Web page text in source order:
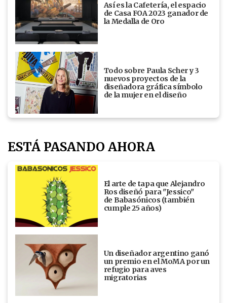
Así es la Cafetería, el espacio
de Casa FOA 2023 ganador de
la Medalla de Oro
Todo sobre Paula Scher y 3
nuevos proyectos de la
diseñadora gráfica símbolo
de la mujer en el diseño
ESTÁ PASANDO AHORA
El arte de tapa que Alejandro
Ros diseñó para "Jessico"
de Babasónicos (también
cumple 25 años)
Un diseñador argentino ganó
un premio en el MoMA por un
refugio para aves
migratorias